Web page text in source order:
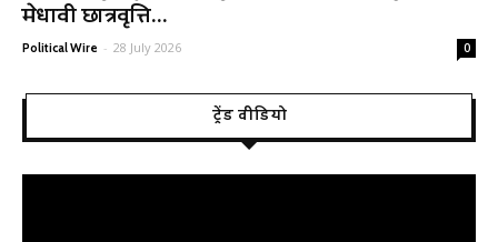
मेधावी छात्रवृत्ति...
Political Wire - 28 July 2026 0
ट्रेंड वीडियो